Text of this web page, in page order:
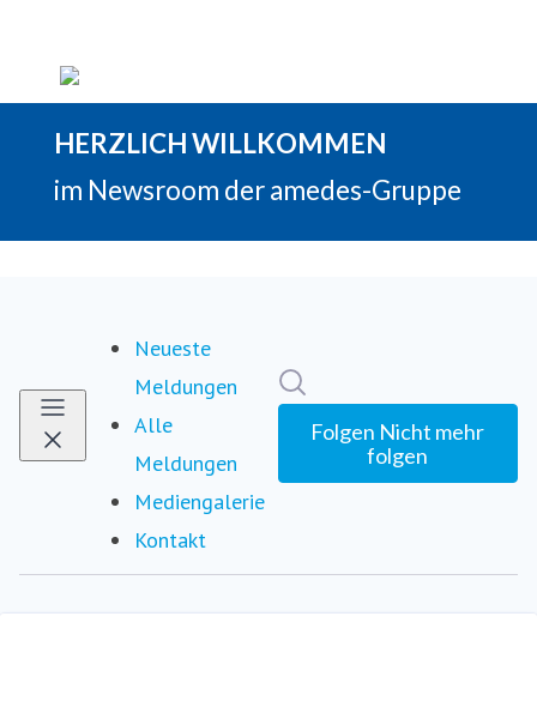
Neueste
Meldungen
Alle
Meldungen
Mediengalerie
Kontakt
Folgen Nicht mehr
folgen